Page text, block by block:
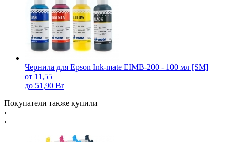
Чернила для Epson Ink-mate EIMB-200 - 100 мл [SM]
от 11,55
до 51,90 Br
Покупатели также купили
‹
›